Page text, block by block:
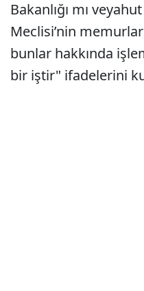
Bakanlığı mı
Meclisi’nin
bunlar hakkında
bir iştir" ifadelerini